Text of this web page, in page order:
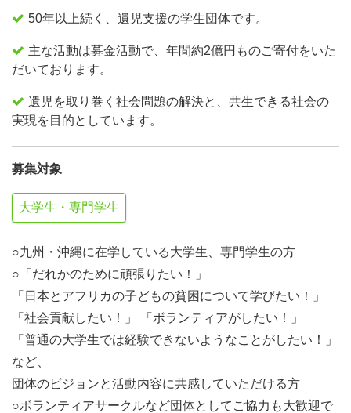
50年以上続く、遺児支援の学生団体です。
主な活動は募金活動で、年間約2億円ものご寄付をいた
だいております。
遺児を取り巻く社会問題の解決と、共生できる社会の
実現を目的としています。
募集対象
大学生・専門学生
○九州・沖縄に在学している大学生、専門学生の方
○「だれかのために頑張りたい！」
「日本とアフリカの子どもの貧困について学びたい！」
「社会貢献したい！」 「ボランティアがしたい！」
「普通の大学生では経験できないようなことがしたい！」
など、
団体のビジョンと活動内容に共感していただける方
○ボランティアサークルなど団体としてご協力も大歓迎で